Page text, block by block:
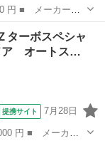
ード名： ＰＺ
ｔｏｏｔｈ バッ
ターボスペシャ
ア オートス…
提携サイト 7月28日